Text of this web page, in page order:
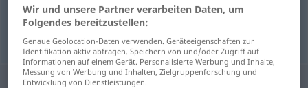
sichduzen
Wir und unsere Partner verarbeiten Daten, um
Folgendes bereitzustellen:
Genaue Geolocation-Daten verwenden. Geräteeigenschaften zur
Identifikation aktiv abfragen. Speichern von und/oder Zugriff auf
Informationen auf einem Gerät. Personalisierte Werbung und Inhalte,
Messung von Werbung und Inhalten, Zielgruppenforschung und
Entwicklung von Dienstleistungen.